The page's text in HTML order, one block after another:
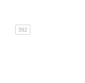
392